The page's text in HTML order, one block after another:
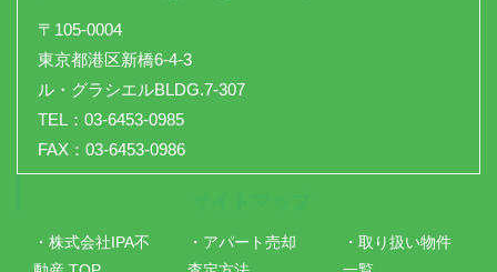
〒105-0004
東京都港区新橋6-4-3
ル・グラシエルBLDG.7-307
TEL：03-6453-0985
FAX：03-6453-0986
・株式会社IPA不
・アパート売却
・取り扱い物件